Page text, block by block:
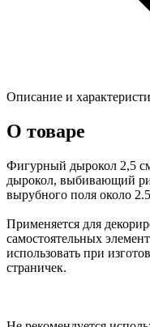
Описание и
О товаре
Фигурный дырокол 2,5
дырокол, выбивающий
вырубного поля около
Применяется для
самостоятельных
использовать при
страничек.